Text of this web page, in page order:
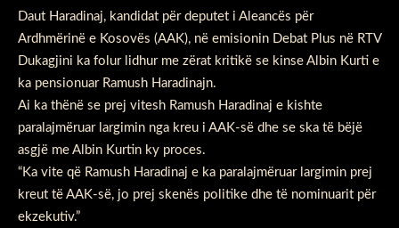
Daut Haradinaj, kandidat për deputet i Aleancës për
Ardhmërinë e Kosovës (AAK), në emisionin Debat Plus në RTV
Dukagjini ka folur lidhur me zërat kritikë se kinse Albin Kurti e
ka pensionuar Ramush Haradinajn.
Ai ka thënë se prej vitesh Ramush Haradinaj e kishte
paralajmëruar largimin nga kreu i AAK-së dhe se ska të bëjë
asgjë me Albin Kurtin ky proces.
“Ka vite që Ramush Haradinaj e ka paralajmëruar largimin prej
kreut të AAK-së, jo prej skenës politike dhe të nominuarit për
ekzekutiv.”